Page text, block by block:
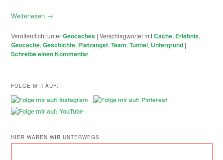
Weiterlesen →
Veröffentlicht unterGeocaches |Verschlagwortet mitCache, Erlebnis,
Geocache,Geschichte, Platzangst,Team,Tunnel, Untergrund |
Schreibe einen Kommentar
FOLGE MIR AUF:
HIER WAREN WIR UNTERWEGS